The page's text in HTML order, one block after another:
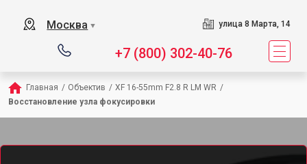
Москва ▼ улица 8 Марта, 14
+7 (800) 302-40-76
Главная / Объектив / XF 16-55mm F2.8 R LM WR /
Восстановление узла фокусировки